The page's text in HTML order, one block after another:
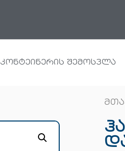
კონტეინერის შემოსვლა